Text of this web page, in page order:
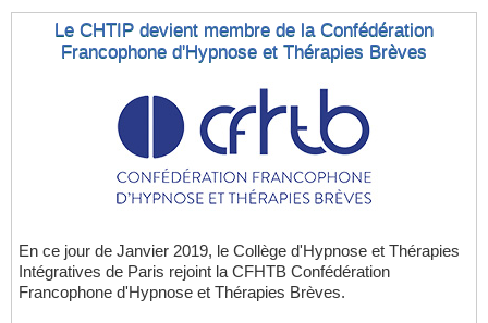
Le CHTIP devient membre de la Confédération
Francophone d'Hypnose et Thérapies Brèves
En ce jour de Janvier 2019, le Collège d'Hypnose et Thérapies
Intégratives de Paris rejoint la CFHTB Confédération
Francophone d'Hypnose et Thérapies Brèves.